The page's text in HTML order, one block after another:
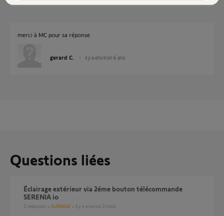
merci à MC pour sa réponse
gerard C. il y a environ 6 ans
Questions liées
éclairage extérieur via 2éme bouton télécommande
SERENIA io
2 réponses GARAGE il y a environ 2 mois